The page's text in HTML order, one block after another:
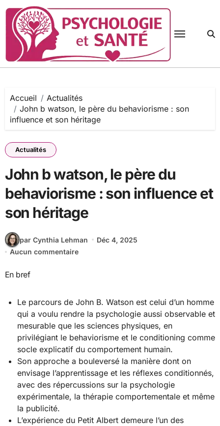
contenu
Accueil
Actualités
John b watson, le père du behaviorisme : son
influence et son héritage
Actualités
John b watson, le père du
behaviorisme : son influence et
son héritage
par Cynthia Lehman
Déc 4, 2025
Aucun commentaire
En bref
Le parcours de John B. Watson est celui d’un homme
qui a voulu rendre la psychologie aussi observable et
mesurable que les sciences physiques, en
privilégiant le behaviorisme et le conditioning comme
socle explicatif du comportement humain.
Son approche a bouleversé la manière dont on
envisage l’apprentissage et les réflexes conditionnés,
avec des répercussions sur la psychologie
expérimentale, la thérapie comportementale et même
la publicité.
L’expérience du Petit Albert demeure l’un des